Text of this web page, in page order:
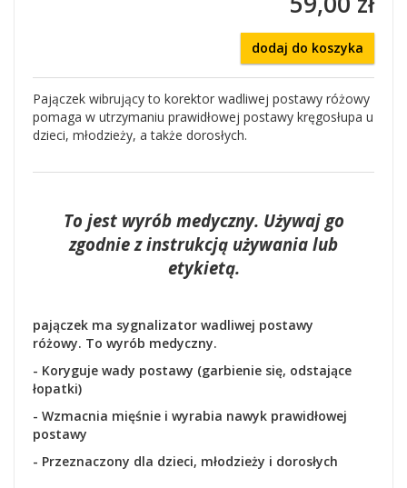
dodaj do koszyka
Pajączek wibrujący to korektor wadliwej postawy różowy
pomaga w utrzymaniu prawidłowej postawy kręgosłupa u
dzieci, młodzieży, a także dorosłych.
To jest wyrób medyczny. Używaj go
zgodnie z instrukcją używania lub
etykietą.
pajączek ma sygnalizator wadliwej postawy
różowy. To wyrób medyczny.
- Koryguje wady postawy (garbienie się, odstające
łopatki)
- Wzmacnia mięśnie i wyrabia nawyk prawidłowej
postawy
- Przeznaczony dla dzieci, młodzieży i dorosłych